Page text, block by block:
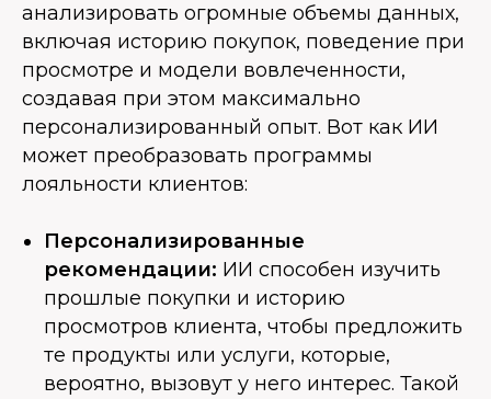
анализировать огромные объемы данных,
включая историю покупок, поведение при
просмотре и модели вовлеченности,
создавая при этом максимально
персонализированный опыт. Вот как ИИ
может преобразовать программы
лояльности клиентов:
Персонализированные
рекомендации: ИИ способен изучить
прошлые покупки и историю
просмотров клиента, чтобы предложить
те продукты или услуги, которые,
вероятно, вызовут у него интерес. Такой